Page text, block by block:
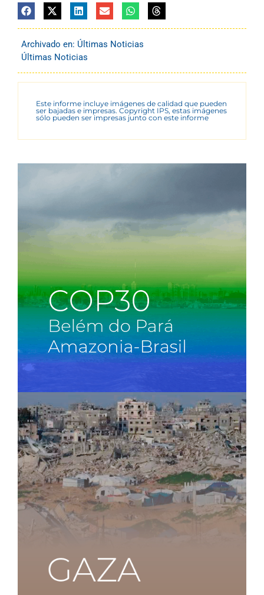
Archivado en: Últimas Noticias
Últimas Noticias
Este informe incluye imágenes de calidad que pueden
ser bajadas e impresas. Copyright IPS, estas imágenes
sólo pueden ser impresas junto con este informe